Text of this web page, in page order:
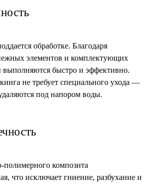
обработке. Благодаря
элементов и комплектующих
быстро и эффективно.
не требует специального ухода —
под напором воды.
полимерного композита
что исключает гниение, разбухание и